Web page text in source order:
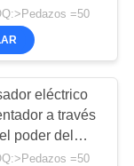
18
a través de
eléctrica
de RF
=50
eléctrico
a través
poder del
25A
=50